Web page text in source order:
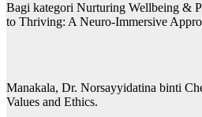
Bagi kategori Nurturing Wellbeing &
to Thriving: A Neuro-Immersive
Manakala, Dr. Norsayyidatina binti
Values and Ethics.